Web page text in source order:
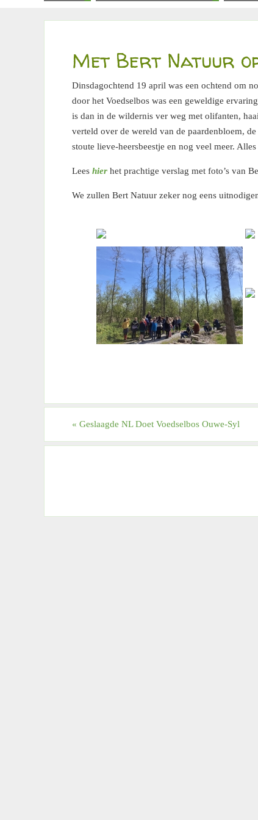
Met Bert Natuur
Dinsdagochtend 19 april was een ochtend om
door het Voedselbos was een geweldige
is dan in de wildernis ver weg met olifanten,
verteld over de wereld van de paardenbloem,
stoute lieve-heersbeestje en nog veel meer.
Lees hier het prachtige verslag met foto’s van
We zullen Bert Natuur zeker nog eens
« Geslaagde NL Doet Voedselbos Ouwe-Syl